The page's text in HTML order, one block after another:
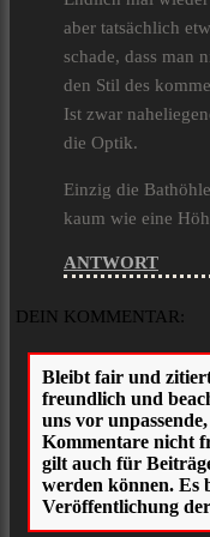
aber tatsächlich
schade, dass man
den Stil des
Ist zwar
die Optik.
Einzig die
kaum wie eine
ANTWORT
DEIN KOMMENTAR: